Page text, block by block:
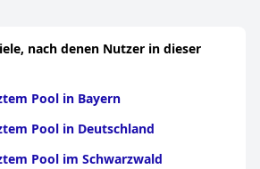
nach denen Nutzer in dieser
Pool in Bayern
Pool in Deutschland
Pool im Schwarzwald